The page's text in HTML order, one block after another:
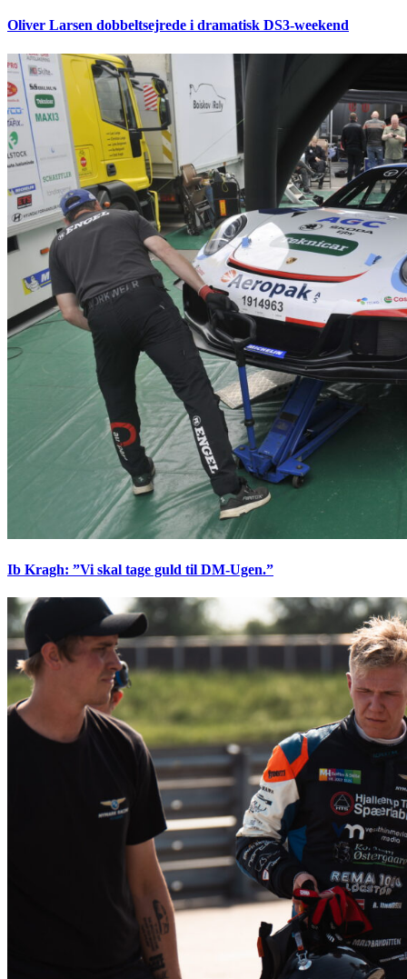
Oliver Larsen dobbeltsejrede i dramatisk DS3-weekend
Ib Kragh: ”Vi skal tage guld til DM-Ugen.”